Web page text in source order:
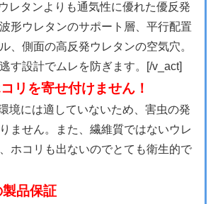
レタンよりも通気性に優れた優反発
形ウレタンのサポート層、平行配置
、側面の高反発ウレタンの空気穴。
す設計でムレを防ぎます。[/v_act]
を寄せ付けません！
境には適していないため、害虫の発
ません。また、繊維質ではないウレ
ホコリも出ないのでとても衛生的で
品保証